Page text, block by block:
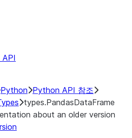
Python Python API 참조
types.PandasDataFrame
about an older version